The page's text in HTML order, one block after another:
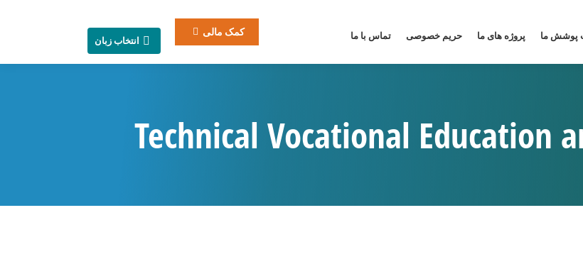
پوشش ما پروژه های ما حریم خصوصی تماس با ما کمک مالی
انتخاب زبان
Technical Vocational Education